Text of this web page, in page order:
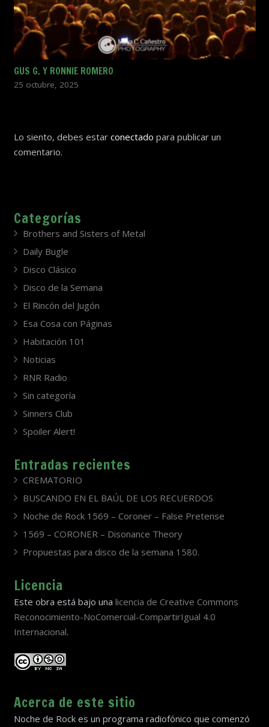
GUS G. Y RONNIE ROMERO
25 octubre, 2025
Lo siento, debes estar conectado para publicar un
comentario.
Categorías
Brothers and Sisters of Metal
Daily Bugle
Disco Clásico
Disco de la Semana
El Rincón del Jugón
Esa Cosa con Páginas
Habitación 101
Noticias
RNR Radio
Sin categoría
Sinners Club
Spoiler Alert!
Entradas recientes
CREMATORIO
BUSCANDO EN EL BAÚL DE LOS RECUERDOS
Noche de Rock 1569 – Coroner – False Pretense
1569 – CORONER – Disonance Theory
Propuestas para disco de la semana 1580.
Licencia
Este obra está bajo una licencia de Creative Commons
Reconocimiento-NoComercial-CompartirIgual 4.0
Internacional.
Acerca de este sitio
Noche de Rock es un programa radiofónico que comenzó